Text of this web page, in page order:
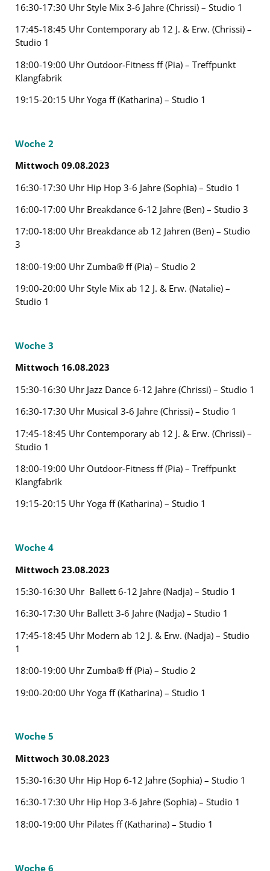
16:30-17:30 Uhr Style Mix 3-6 Jahre (Chrissi) – Studio 1
17:45-18:45 Uhr Contemporary ab 12 J. & Erw. (Chrissi) –
Studio 1
18:00-19:00 Uhr Outdoor-Fitness ff (Pia) – Treffpunkt
Klangfabrik
19:15-20:15 Uhr Yoga ff (Katharina) – Studio 1
Woche 2
Mittwoch 09.08.2023
16:30-17:30 Uhr Hip Hop 3-6 Jahre (Sophia) – Studio 1
16:00-17:00 Uhr Breakdance 6-12 Jahre (Ben) – Studio 3
17:00-18:00 Uhr Breakdance ab 12 Jahren (Ben) – Studio
3
18:00-19:00 Uhr Zumba® ff (Pia) – Studio 2
19:00-20:00 Uhr Style Mix ab 12 J. & Erw. (Natalie) –
Studio 1
Woche 3
Mittwoch 16.08.2023
15:30-16:30 Uhr Jazz Dance 6-12 Jahre (Chrissi) – Studio 1
16:30-17:30 Uhr Musical 3-6 Jahre (Chrissi) – Studio 1
17:45-18:45 Uhr Contemporary ab 12 J. & Erw. (Chrissi) –
Studio 1
18:00-19:00 Uhr Outdoor-Fitness ff (Pia) – Treffpunkt
Klangfabrik
19:15-20:15 Uhr Yoga ff (Katharina) – Studio 1
Woche 4
Mittwoch 23.08.2023
15:30-16:30 Uhr Ballett 6-12 Jahre (Nadja) – Studio 1
16:30-17:30 Uhr Ballett 3-6 Jahre (Nadja) – Studio 1
17:45-18:45 Uhr Modern ab 12 J. & Erw. (Nadja) – Studio
1
18:00-19:00 Uhr Zumba® ff (Pia) – Studio 2
19:00-20:00 Uhr Yoga ff (Katharina) – Studio 1
Woche 5
Mittwoch 30.08.2023
15:30-16:30 Uhr Hip Hop 6-12 Jahre (Sophia) – Studio 1
16:30-17:30 Uhr Hip Hop 3-6 Jahre (Sophia) – Studio 1
18:00-19:00 Uhr Pilates ff (Katharina) – Studio 1
Woche 6